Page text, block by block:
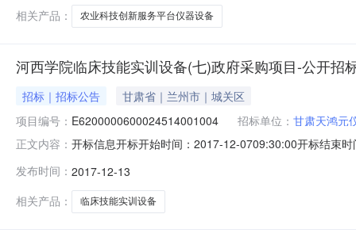
相关产品：
农业科技创新服务平台仪器设备
河西学院临床技能实训设备(七)政府采购项目-公开招
招标｜招标公告
甘肃省｜兰州市｜城关区
项目编号： E6200000600024514001004 招标单位： 甘肃天鸿元
正文内容： 开标信息开标开始时间：2017-12-0709:30:00开标结束
E62000006000245140010010.00002兰州景盟宇商贸
发布时间： 2017-12-13
相关产品：
临床技能实训设备